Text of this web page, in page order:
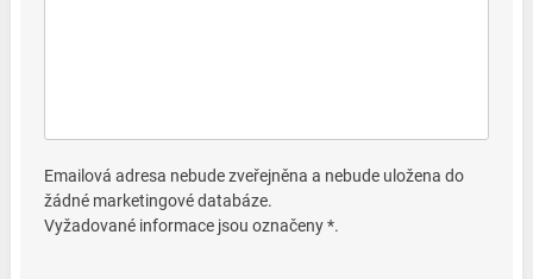
Emailová adresa nebude zveřejněna a nebude uložena do
žádné marketingové databáze.
Vyžadované informace jsou označeny *.